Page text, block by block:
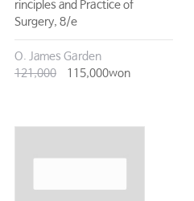
rinciples and Practice of
Surgery, 8/e
O. James Garden
121,000
115,000won